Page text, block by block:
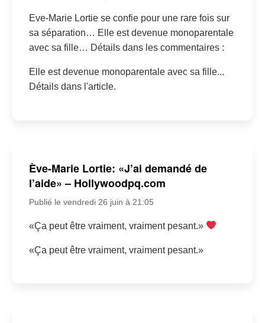
Eve-Marie Lortie se confie pour une rare fois sur
sa séparation… Elle est devenue monoparentale
avec sa fille… Détails dans les commentaires :
Elle est devenue monoparentale avec sa fille...
Détails dans l'article.
Ève-Marie Lortie: «J’ai demandé de
l’aide» – Hollywoodpq.com
Publié le vendredi 26 juin à 21:05
«Ça peut être vraiment, vraiment pesant.»
«Ça peut être vraiment, vraiment pesant.»